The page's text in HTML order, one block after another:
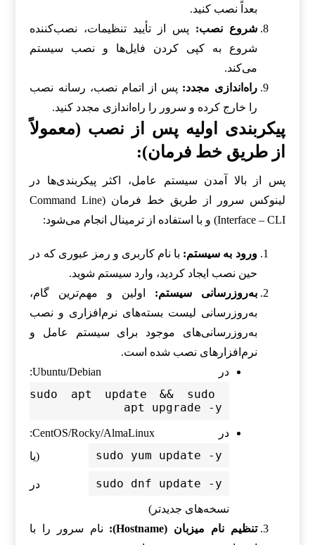
بعداً نصب کنید.
شروع نصب: پس از تأیید تنظیمات، نصب‌کننده
شروع به کپی کردن فایل‌ها و نصب سیستم
می‌کند.
راه‌اندازی مجدد: پس از اتمام نصب، رسانه نصب
را خارج کرده و سرور را راه‌اندازی مجدد کنید.
پیکربندی اولیه پس از نصب (معمولاً
از طریق خط فرمان):
پس از بالا آمدن سیستم عامل، اکثر پیکربندی‌ها در
لینوکس سرور از طریق خط فرمان (Command Line
Interface – CLI) و با استفاده از ترمینال انجام می‌شود:
ورود به سیستم: با نام کاربری و رمز عبوری که در
حین نصب ایجاد کردید، وارد سیستم شوید.
به‌روزرسانی سیستم: اولین و مهم‌ترین گام،
به‌روزرسانی لیست بسته‌های نرم‌افزاری و نصب
به‌روزرسانی‌های موجود برای سیستم عامل و
نرم‌افزارهای نصب شده است.
در Ubuntu/Debian:
sudo apt update && sudo
apt upgrade -y
در CentOS/Rocky/AlmaLinux:
sudo yum update -y (یا
sudo dnf update -y در
نسخه‌های جدیدتر)
تنظیم نام میزبان (Hostname):
نام سرور را با